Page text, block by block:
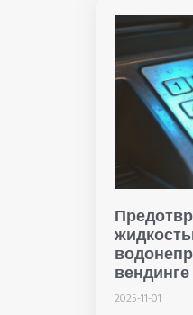
вендинге
2025-11-01